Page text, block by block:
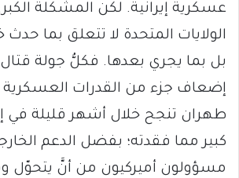
عسكرية إيرانية. لكن المشكلة
الولايات المتحدة لا تتعلق بما حدث
بل بما يجري بعدها. فكلُّ جولة قتال
إضعاف جزء من القدرات العسكرية
طهران تنجح خلال أشهر قليلة في
كبير مما فقدته؛ بفضل الدعم
مسؤولون أميركيون من أنَّ يتحوّل